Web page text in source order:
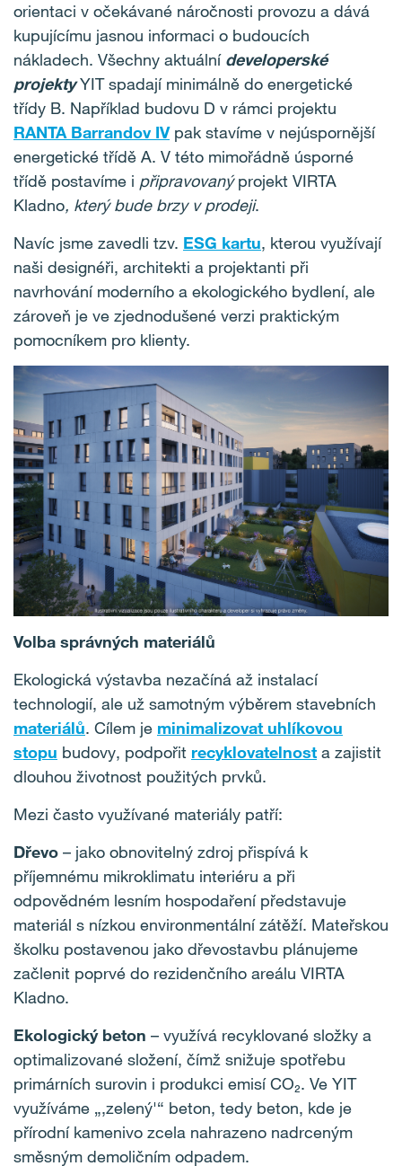
orientaci v očekávané náročnosti provozu a dává
kupujícímu jasnou informaci o budoucích
nákladech. Všechny aktuální developerské
projektyYIT spadají minimálně do energetické
třídy B. Například budovu D v rámci projektu
RANTA Barrandov IVpak stavíme v nejúspornější
energetické třídě A. V této mimořádně úsporné
třídě postavíme i připravovanýprojekt VIRTA
Kladno, který bude brzy v prodeji.
Navíc jsme zavedli tzv. ESG kartu, kterou využívají
naši designéři, architekti a projektanti při
navrhování moderního a ekologického bydlení, ale
zároveň je ve zjednodušené verzi praktickým
pomocníkem pro klienty.
Volba správných materiálů
Ekologická výstavba nezačíná až instalací
technologií, ale už samotným výběrem stavebních
materiálů. Cílem je minimalizovat uhlíkovou
stopu budovy, podpořit recyklovatelnost a zajistit
dlouhou životnost použitých prvků.
Mezi často využívané materiály patří:
Dřevo – jako obnovitelný zdroj přispívá k
příjemnému mikroklimatu interiéru a při
odpovědném lesním hospodaření představuje
materiál s nízkou environmentální zátěží. Mateřskou
školku postavenou jako dřevostavbu plánujeme
začlenit poprvé do rezidenčního areálu VIRTA
Kladno.
Ekologický beton – využívá recyklované složky a
optimalizované složení, čímž snižuje spotřebu
primárních surovin i produkci emisí CO₂. Ve YIT
využíváme „‚zelený'“ beton, tedy beton, kde je
přírodní kamenivo zcela nahrazeno nadrceným
směsným demoličním odpadem.